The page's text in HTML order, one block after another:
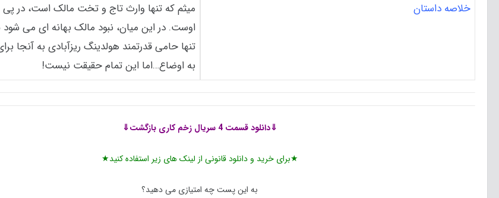
خلاصه داستان
میثم که تنها وارث تاج و تخت مالک است، در پی
اوست. در این میان، نبود مالک بهانه ای می شود
تنها حامی قدرتمند هولدینگ ریزآبادی به آنجا
به اوضاع…اما این تمام حقیقت نیست!
⇓دانلود قسمت 4 سریال زخم کاری بازگشت⇓
★برای خرید و دانلود قانونی از لینک های زیر استفاده کنید★
به این پست چه امتیازی می دهید؟